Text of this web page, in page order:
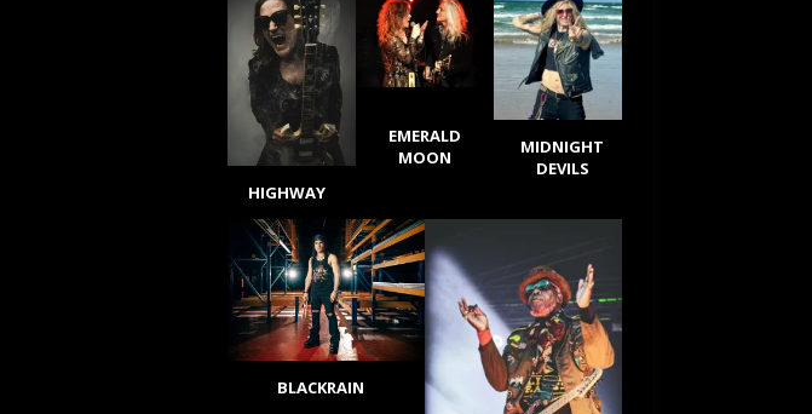
HIGHWAY
EMERALD
MOON
MIDNIGHT
DEVILS
BLACKRAIN